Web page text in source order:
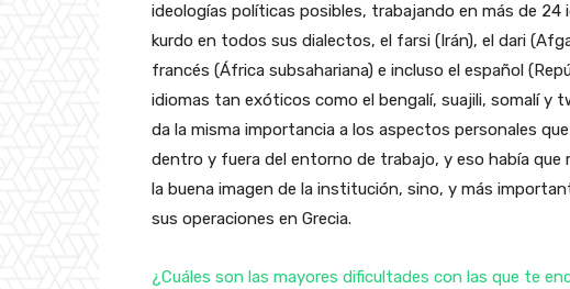
ideologías políticas posibles, trabajando en más de 24
kurdo en todos sus dialectos, el farsi (Irán), el dari
francés (África subsahariana) e incluso el español
idiomas tan exóticos como el bengalí, suajili, somalí y
da la misma importancia a los aspectos personales
dentro y fuera del entorno de trabajo, y eso había que
la buena imagen de la institución, sino, y más
sus operaciones en Grecia.
¿Cuáles son las mayores dificultades con las que te